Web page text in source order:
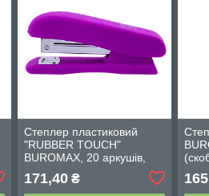
Степлер пластиковий
"RUBBER TOUCH"
BUROMAX, 20 аркушів,
171,40₴